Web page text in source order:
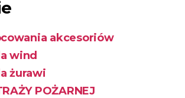
akcesoriów
wind
żurawi
POŻARNEJ